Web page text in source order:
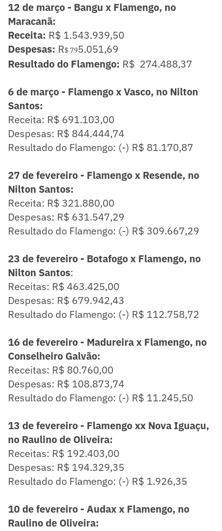
12 de março - Bangu x Flamengo, no
Maracanã:
Receita: R$ 1.543.939,50
Despesas: R$ 795.051,69
Resultado do Flamengo: R$ 274.488,37
6 de março - Flamengo x Vasco, no Nilton
Santos:
Receita: R$ 691.103,00
Despesas: R$ 844.444,74
Resultado do Flamengo: (-) R$ 81.170,87
27 de fevereiro - Flamengo x Resende, no
Nilton Santos:
Receita: R$ 321.880,00
Despesas: R$ 631.547,29
Resultado do Flamengo: (-) R$ 309.667,29
23 de fevereiro - Botafogo x Flamengo, no
Nilton Santos:
Receitas: R$ 463.425,00
Despesas: R$ 679.942,43
Resultado do Flamengo: (-) R$ 112.758,72
16 de fevereiro - Madureira x Flamengo, no
Conselheiro Galvão:
Receitas: R$ 80.760,00
Despesas: R$ 108.873,74
Resultado do Flamengo: (-) R$ 11.245,50
13 de fevereiro - Flamengo xx Nova Iguaçu,
no Raulino de Oliveira:
Receitas: R$ 192.403,00
Despesas: R$ 194.329,35
Resultado do Flamengo: (-) R$ 1.926,35
10 de fevereiro - Audax x Flamengo, no
Raulino de Oliveira: